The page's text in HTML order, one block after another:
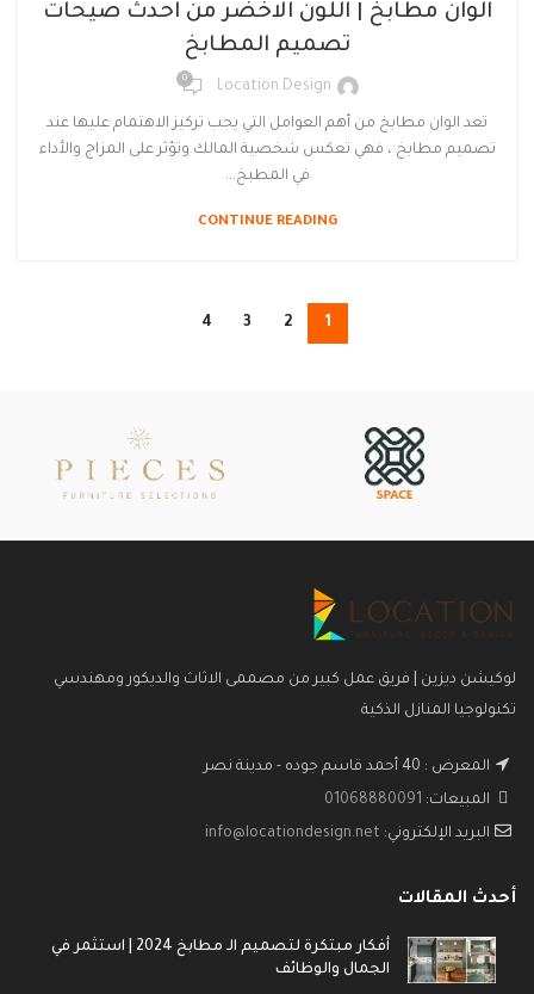
الوان مطابخ | اللون الاخضر من احدث صيحات
تصميم المطابخ
Location Design
0
تعد الوان مطابخ من أهم العوامل التي يجب تركيز الاهتمام عليها عند
تصميم مطابخ ، فهي تعكس شخصية المالك وتؤثر على المزاج والأداء
في المطبخ...
CONTINUE READING
1
2
3
4
لوكيشن ديزين | فريق عمل كبير من مصممى الاثاث والديكور ومهندسي
تكنولوجيا المنازل الذكية
المعرض : 40 أحمد قاسم جوده - مدينة نصر
المبيعات: 01068880091
البريد الإلكتروني: info@locationdesign.net
أحدث المقالات
أفكار مبتكرة لتصميم الـ مطابخ 2024 | استثمر في
الجمال والوظائف